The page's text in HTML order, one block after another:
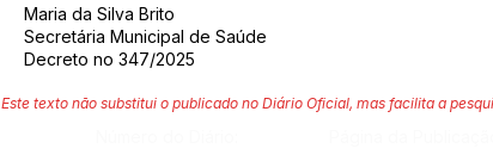
Maria da Silva Brito
Secretária Municipal de Saúde
Decreto no 347/2025
Este texto não substitui o publicado no Diário Oficial, mas facilita a